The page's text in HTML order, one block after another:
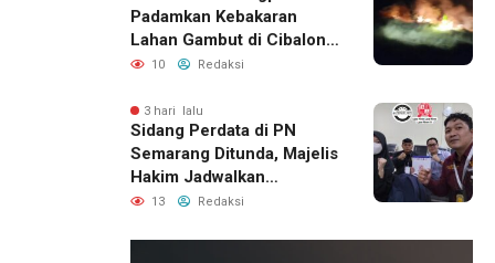
Padamkan Kebakaran
Lahan Gambut di Cibalong,
Permukiman Warga
10 Redaksi
3 hari lalu
Sidang Perdata di PN
Semarang Ditunda, Majelis
Hakim Jadwalkan
Pemanggilan Ulang BPR
13 Redaksi